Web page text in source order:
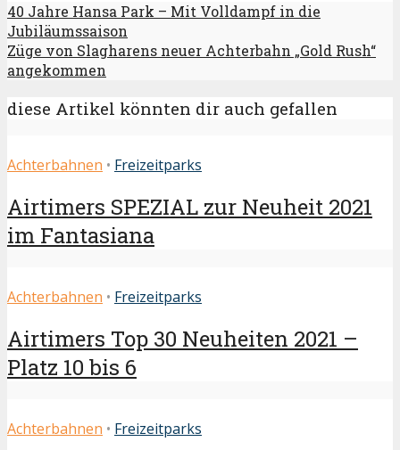
40 Jahre Hansa Park – Mit Volldampf in die
Jubiläumssaison
Züge von Slagharens neuer Achterbahn „Gold Rush“
angekommen
diese Artikel könnten dir auch gefallen
Achterbahnen • Freizeitparks
Airtimers SPEZIAL zur Neuheit 2021
im Fantasiana
Achterbahnen • Freizeitparks
Airtimers Top 30 Neuheiten 2021 –
Platz 10 bis 6
Achterbahnen • Freizeitparks